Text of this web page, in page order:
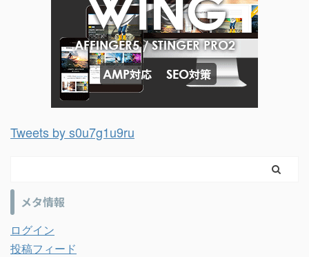
Tweets by s0u7g1u9ru
メタ情報
ログイン
投稿フィード